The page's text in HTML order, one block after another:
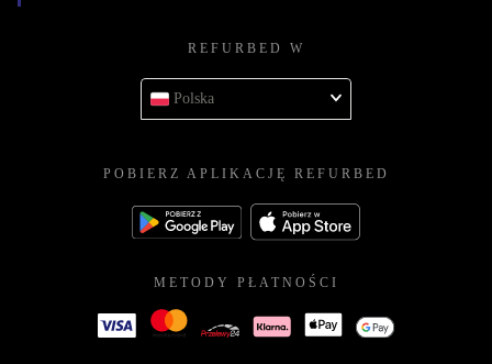
REFURBED W
Polska
POBIERZ APLIKACJĘ REFURBED
METODY PŁATNOŚCI